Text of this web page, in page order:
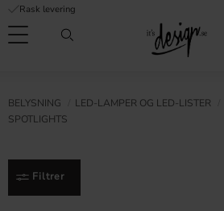
Meny
Rask levering
BELYSNING LED-LAMPER OG LED-LISTER
SPOTLIGHTS
Filtrer